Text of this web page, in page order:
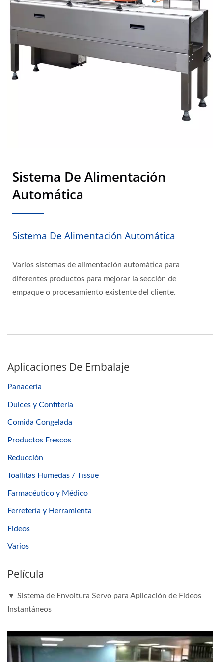
Sistema De Alimentación
Automática
Sistema De Alimentación Automática
Varios sistemas de alimentación automática para
diferentes productos para mejorar la sección de
empaque o procesamiento existente del cliente.
Aplicaciones De Embalaje
Panadería
Dulces y Confitería
Comida Congelada
Productos Frescos
Reducción
Toallitas Húmedas / Tissue
Farmacéutico y Médico
Ferretería y Herramienta
Fideos
Varios
Película
▼ Sistema de Envoltura Servo para Aplicación de Fideos
Instantáneos